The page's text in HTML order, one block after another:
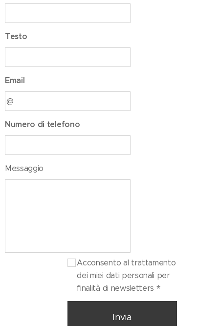
Testo
Email
Numero di telefono
Messaggio
Acconsento al trattamento
dei miei dati personali per
finalità di newsletters
Invia